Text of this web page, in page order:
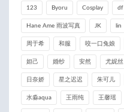
123 Byoru Cosplay df
Hane Ame 雨波写真 JK lin
周于希 和服 咬一口兔娘
妲己 婚纱 安然 尤妮丝
日奈娇 星之迟迟 朱可儿
水淼aqua 王雨纯 王馨瑶